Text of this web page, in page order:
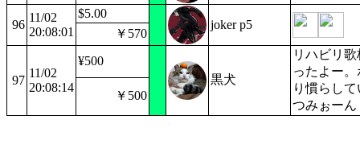
96
11/02
20:08:01
$5.00
joker p5
￥570
97
11/02
20:08:14
¥500
黒犬
リハビリ
ったよー
り慣らし
つみぉーん
￥500